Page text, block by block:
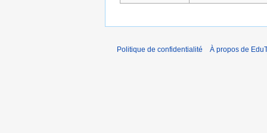
Politique de confidentialité À propos de